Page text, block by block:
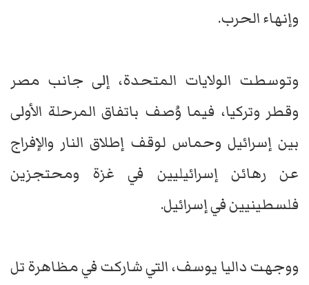
وإنهاء الحرب.
وتوسطت الولايات المتحدة، إلى جانب مصر
وقطر وتركيا، فيما وُصف باتفاق المرحلة الأولى
بين إسرائيل وحماس لوقف إطلاق النار والإفراج
عن رهائن إسرائيليين في غزة ومحتجزين
فلسطينيين في إسرائيل.
ووجهت داليا يوسف، التي شاركت في مظاهرة تل